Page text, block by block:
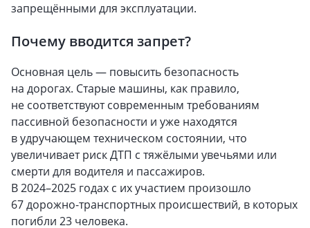
запрещёнными для эксплуатации.
Почему вводится запрет?
Основная цель — повысить безопасность
на дорогах. Старые машины, как правило,
не соответствуют современным требованиям
пассивной безопасности и уже находятся
в удручающем техническом состоянии, что
увеличивает риск ДТП с тяжёлыми увечьями или
смерти для водителя и пассажиров.
В 2024–2025 годах с их участием произошло
67 дорожно-транспортных происшествий, в которых
погибли 23 человека.